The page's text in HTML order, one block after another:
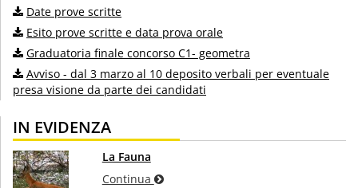
Date prove scritte
Esito prove scritte e data prova orale
Graduatoria finale concorso C1- geometra
Avviso - dal 3 marzo al 10 deposito verbali per eventuale
presa visione da parte dei candidati
IN EVIDENZA
La Fauna
Continua